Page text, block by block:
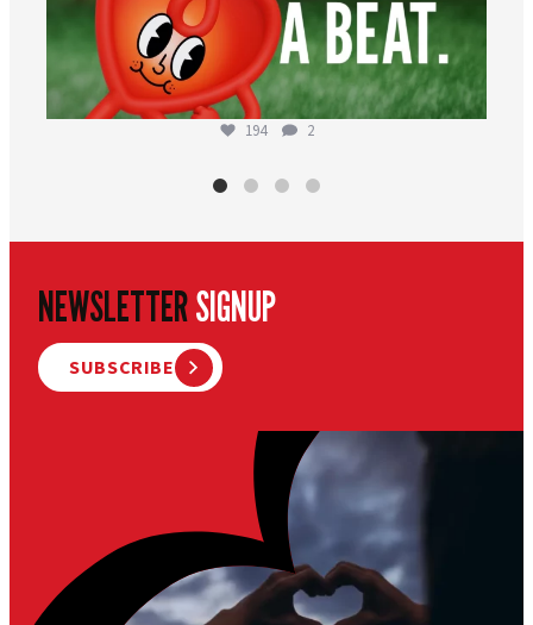
194 2
NEWSLETTERSIGNUP
SUBSCRIBE